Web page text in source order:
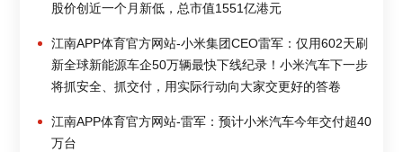
股价创近一个月新低，总市值1551亿港元
江南APP体育官方网站-小米集团CEO雷军：仅用602天刷
新全球新能源车企50万辆最快下线纪录！小米汽车下一步
将抓安全、抓交付，用实际行动向大家交更好的答卷
江南APP体育官方网站-雷军：预计小米汽车今年交付超40
万台